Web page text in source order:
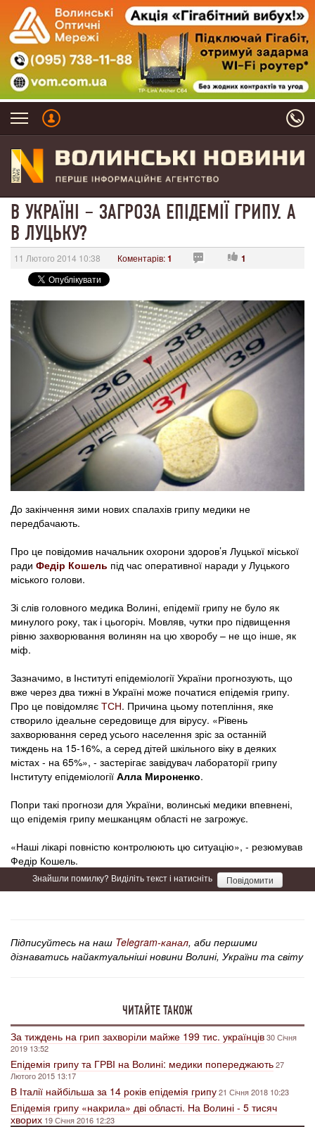
В УКРАЇНІ – ЗАГРОЗА ЕПІДЕМІЇ ГРИПУ. А
В ЛУЦЬКУ?
11 Лютого 2014 10:38 Коментарів:1 1
До закінчення зими нових спалахів грипу медики не
передбачають.
Про це повідомив начальник охорони здоров’я Луцької міської
ради Федір Кошель під час оперативної наради у Луцького
міського голови.
Зі слів головного медика Волині, епідемії грипу не було як
минулого року, так і цьогоріч. Мовляв, чутки про підвищення
рівню захворювання волинян на цю хворобу – не що інше, як
міф.
Зазначимо, в Інституті епідеміології України прогнозують, що
вже через два тижні в Україні може початися епідемія грипу.
Про це повідомляє ТСН. Причина цьому потепління, яке
створило ідеальне середовище для вірусу. «Рівень
захворювання серед усього населення зріс за останній
тиждень на 15-16%, а серед дітей шкільного віку в деяких
містах - на 65%», - застерігає завідувач лабораторії грипу
Інституту епідеміології Алла Мироненко.
Попри такі прогнози для України, волинські медики впевнені,
що епідемія грипу мешканцям області не загрожує.
«Наші лікарі повністю контролюють цю ситуацію», - резюмував
Федір Кошель.
Знайшли помилку? Виділіть текст і натисніть Повідомити
Підписуйтесь на наш Telegram-канал, аби першими
дізнаватись найактуальніші новини Волині, України та світу
ЧИТАЙТЕ ТАКОЖ
За тиждень на грип захворіли майже 199 тис. українців30 Січня
2019 13:52
Епідемія грипу та ГРВІ на Волині: медики попереджають27
Лютого 2015 13:17
В Італії найбільша за 14 років епідемія грипу21 Січня 2018 10:23
Епідемія грипу «накрила» дві області. На Волині - 5 тисяч
хворих 19 Січня 2016 12:23